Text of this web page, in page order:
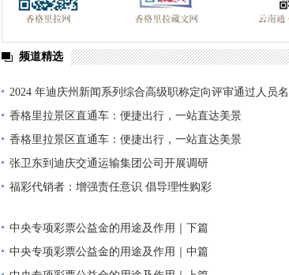
频道精选
2024 年迪庆州新闻系列综合高级职称定向评审通过人员名
单公示
香格里拉景区直通车：便捷出行，一站直达美景
香格里拉景区直通车：便捷出行，一站直达美景
张卫东到迪庆交通运输集团公司开展调研
福彩代销者：增强责任意识 倡导理性购彩
中央专项彩票公益金的用途及作用｜下篇
中央专项彩票公益金的用途及作用｜中篇